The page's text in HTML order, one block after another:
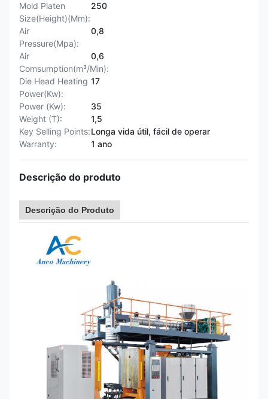
Mold Platen
Size(Height)(Mm):
250
Air
Pressure(Mpa):
0,8
Air
Comsumption(m³/Min):
0,6
Die Head Heating
Power(Kw):
17
Power (Kw):
35
Weight (T):
1,5
Key Selling Points:Longa vida útil, fácil de operar
Warranty:
1 ano
Descrição do produto
Descrição do Produto